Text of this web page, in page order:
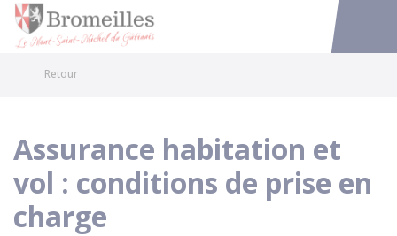
Accéder
Retour
Assurance habitation et
vol : conditions de prise en
charge